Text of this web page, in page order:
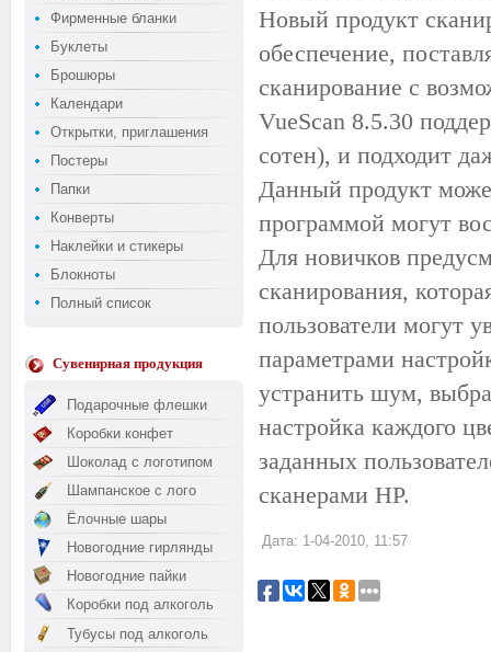
Фирменные бланки
Буклеты
Брошюры
Календари
Открытки, приглашения
Постеры
Папки
Конверты
Наклейки и стикеры
Блокноты
Полный список
Сувенирная продукция
Подарочные флешки
Коробки конфет
Шоколад с логотипом
Шампанское с лого
Ёлочные шары
Новогодние гирлянды
Новогодние пайки
Коробки под алкоголь
Тубусы под алкоголь
Новый продукт
обеспечение,
сканирование с
VueScan 8.5.30
сотен), и подходит
Данный продукт
программой могут
Для новичков
сканирования,
пользователи могут
параметрами
устранить шум,
настройка каждого
заданных
сканерами HP.
Дата: 1-04-2010, 11:57